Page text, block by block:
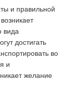
и правильной
вида
достигать
во
и
желание